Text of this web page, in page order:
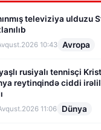
televiziya ulduzu
10:43 Avropa
rusiyalı tennisçi
reytinqində ciddi
11:06 Dünya